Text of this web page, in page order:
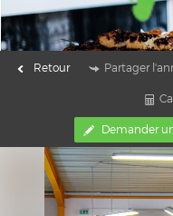
Retour Partager
Demander